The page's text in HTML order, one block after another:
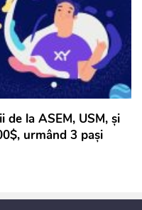
la ASEM, USM, și
urmând 3 pași